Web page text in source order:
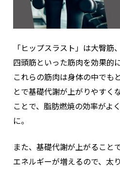
「ヒップスラスト」は大臀筋
四頭筋といった筋肉を効果的
これらの筋肉は身体の中でも
とで基礎代謝が上がりやすく
ことで、脂肪燃焼の効率がよ
に。
また、基礎代謝が上がること
エネルギーが増えるので、太